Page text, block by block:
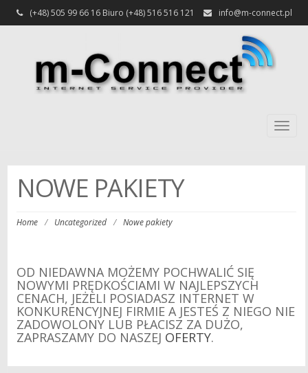
(+48) 505 99 66 16 Biuro (+48) 516 516 121 info@m-connect.pl
NOWE PAKIETY
Home / Uncategorized / Nowe pakiety
OD NIEDAWNA MOŻEMY POCHWALIĆ SIĘ
NOWYMI PRĘDKOŚCIAMI W NAJLEPSZYCH
CENACH, JEŻELI POSIADASZ INTERNET W
KONKURENCYJNEJ FIRMIE A JESTEŚ Z NIEGO NIE
ZADOWOLONY LUB PŁACISZ ZA DUŻO,
ZAPRASZAMY DO NASZEJ OFERTY.